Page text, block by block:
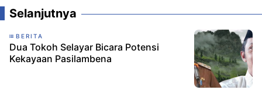
Selanjutnya
BERITA
Dua Tokoh Selayar Bicara Potensi
Kekayaan Pasilambena